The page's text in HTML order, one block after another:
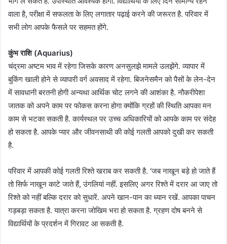
वाला है, परीक्षा में सफलता के लिए लगातार पढ़ाई करने की जरूरत है. परिवार में
सभी लोग आपके फैसले पर सहमत होंगे.
कुंभ राशि (Aquarius)
चंद्रमा अष्टम भाव में रहेगा जिसके कारण अनसुलझे मामले उलझेंगे. व्यापार में
बुकिंग खाली होने से व्यापारी वर्ग अवसाद में रहेगा. बिजनेसमैन को पैसों के लेन-देन
में सावधानी बरतनी होगी अन्यथा आर्थिक चोट लगने की आशंका है. नौकरीपेशा
जातक को अपने काम पर फोकस करना होगा क्योंकि ग्रहों की स्थिति आपका मन
काम से भटका सकती है. कार्यस्थल पर उच्च अधिकारियों को आपके काम पर संदेह
हो सकता है. आपके प्यार और जीवनसाथी की कोई गलती आपको दुखी कर सकती
है.
परिवार में आपकी कोई गलती रिश्ते खराब कर सकती है. ‘जब नाखून बड़े हो जाते हैं
तो सिर्फ नाखून काटे जाते हैं, उंगलियां नहीं. इसलिए अगर रिश्ते में दरार आ जाए तो
रिश्ते को नहीं बल्कि दरार को सुधारें. अपने खान-पान का ध्यान रखें. आपका पाचन
गड़बड़ा सकता है. यात्रा करना जोखिम भरा हो सकता है. ग्रहण दोष बनने से
विद्यार्थियों के प्रदर्शन में गिरावट आ सकती है.